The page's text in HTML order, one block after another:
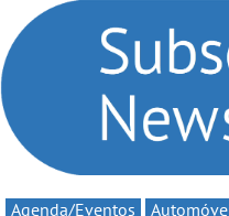
compromisso com o
automobilismo nacional
continua em 2026
Agenda/Eventos